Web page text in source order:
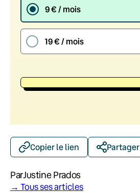
9 € / mois
19 € / mois
Copier le lien Partager
ParJustine Prados
→ Tous ses articles